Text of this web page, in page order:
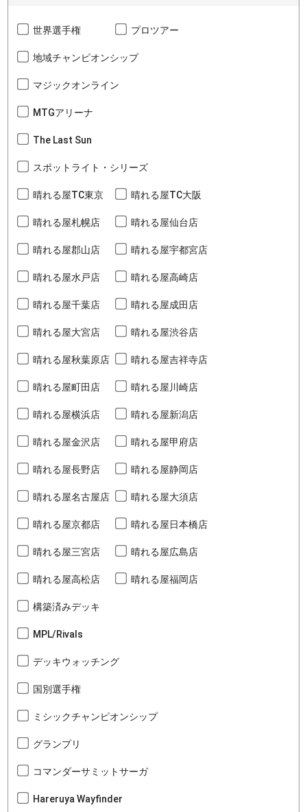
世界選手権 プロツアー
地域チャンピオンシップ
マジックオンライン
MTGアリーナ
The Last Sun
スポットライト・シリーズ
晴れる屋TC東京 晴れる屋TC大阪
晴れる屋札幌店 晴れる屋仙台店
晴れる屋郡山店 晴れる屋宇都宮店
晴れる屋水戸店 晴れる屋高崎店
晴れる屋千葉店 晴れる屋成田店
晴れる屋大宮店 晴れる屋渋谷店
晴れる屋秋葉原店 晴れる屋吉祥寺店
晴れる屋町田店 晴れる屋川崎店
晴れる屋横浜店 晴れる屋新潟店
晴れる屋金沢店 晴れる屋甲府店
晴れる屋長野店 晴れる屋静岡店
晴れる屋名古屋店 晴れる屋大須店
晴れる屋京都店 晴れる屋日本橋店
晴れる屋三宮店 晴れる屋広島店
晴れる屋高松店 晴れる屋福岡店
構築済みデッキ
MPL/Rivals
デッキウォッチング
国別選手権
ミシックチャンピオンシップ
グランプリ
コマンダーサミットサーガ
Hareruya Wayfinder